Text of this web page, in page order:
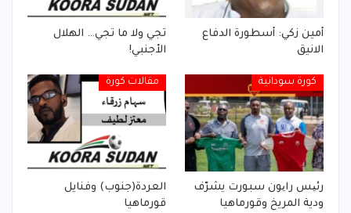
أمين زكي: أسطورة الدفاع
الانيق
تجي ولا ما تجي… الهلال
الأجنبي!
كورة سودانية
رئیس رایون سبورت يشرّف
ودية المريخ وقورماهيا
مقالات كورة
العردة(جنوب) وفنايل
قورماهيا